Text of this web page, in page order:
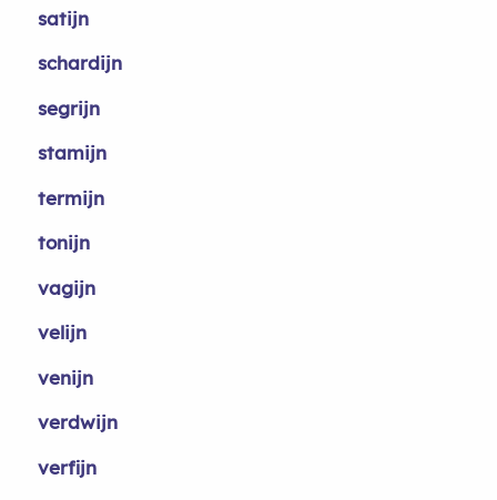
satijn
schardijn
segrijn
stamijn
termijn
tonijn
vagijn
velijn
venijn
verdwijn
verfijn